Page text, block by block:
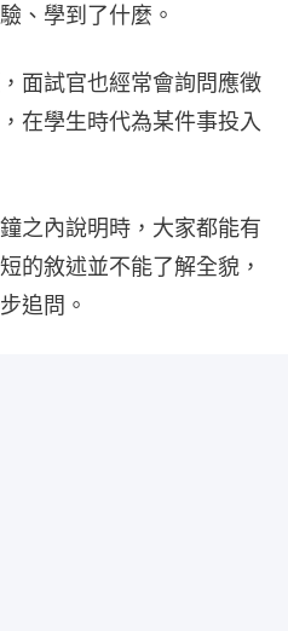
、學到了什麼。
面試官也經常會詢問應徵
在學生時代為某件事投入
之內說明時，大家都能有
的敘述並不能了解全貌，
追問。